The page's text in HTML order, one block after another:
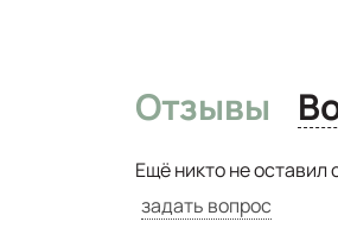
Отзывы
Ещё никто не оставил
задать вопрос